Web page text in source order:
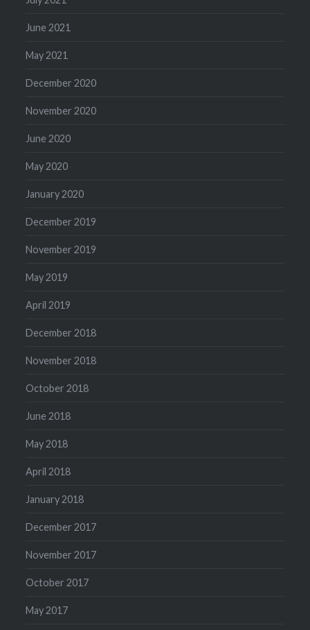
June 2021
May 2021
December 2020
November 2020
June 2020
May 2020
January 2020
December 2019
November 2019
May 2019
April 2019
December 2018
November 2018
October 2018
June 2018
May 2018
April 2018
January 2018
December 2017
November 2017
October 2017
May 2017